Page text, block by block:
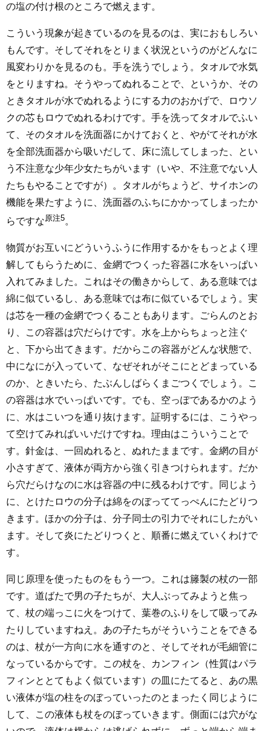
の塩の付け根のところで燃えます。
こういう現象が起きているのを見るのは、実におもしろい
もんです。そしてそれをとりまく状況というのがどんなに
風変わりかを見るのも。手を洗うでしょう。タオルで水気
をとりますね。そうやってぬれることで、というか、その
ときタオルが水でぬれるようにする力のおかげで、ロウソ
クの芯もロウでぬれるわけです。手を洗ってタオルでふい
て、そのタオルを洗面器にかけておくと、やがてそれが水
を全部洗面器から吸いだして、床に流してしまった、とい
う不注意な少年少女たちがいます（いや、不注意でない人
たちもやることですが）。タオルがちょうど、サイホンの
機能を果たすように、洗面器のふちにかかってしまったか
らですな 原注5。
物質がお互いにどういうふうに作用するかをもっとよく理
解してもらうために、金網でつくった容器に水をいっぱい
入れてみました。これはその働きからして、ある意味では
綿に似ているし、ある意味では布に似ているでしょう。実
は芯を一種の金網でつくることもあります。ごらんのとお
り、この容器は穴だらけです。水を上からちょっと注ぐ
と、下から出てきます。だからこの容器がどんな状態で、
中になにが入っていて、なぜそれがそこにとどまっている
のか、ときいたら、たぶんしばらくまごつくでしょう。こ
の容器は水でいっぱいです。でも、空っぽであるかのよう
に、水はこいつを通り抜けます。証明するには、こうやっ
て空けてみればいいだけですね。理由はこういうことで
す。針金は、一回ぬれると、ぬれたままです。金網の目が
小さすぎて、液体が両方から強く引きつけられます。だか
ら穴だらけなのに水は容器の中に残るわけです。同じよう
に、とけたロウの分子は綿をのぼっててっぺんにたどりつ
きます。ほかの分子は、分子同士の引力でそれにしたがい
ます。そして炎にたどりつくと、順番に燃えていくわけで
す。
同じ原理を使ったものをもう一つ。これは籐製の杖の一部
です。道ばたで男の子たちが、大人ぶってみようと焦っ
て、杖の端っこに火をつけて、葉巻のふりをして吸ってみ
たりしていますねえ。あの子たちがそういうことをできる
のは、杖が一方向に水を通すのと、そしてそれが毛細管に
なっているからです。この杖を、カンフィン（性質はパラ
フィンととてもよく似ています）の皿にたてると、あの黒
い液体が塩の柱をのぼっていったのとまったく同じように
して、この液体も杖をのぼっていきます。側面には穴がな